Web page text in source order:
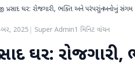
પ્રસાદ ઘર: રોજગારી, ભક્તિ અને પરંપરાનું અનોખું સંગમ
2025 Super Admin1 મિનિટ વાંચન
ઘર: